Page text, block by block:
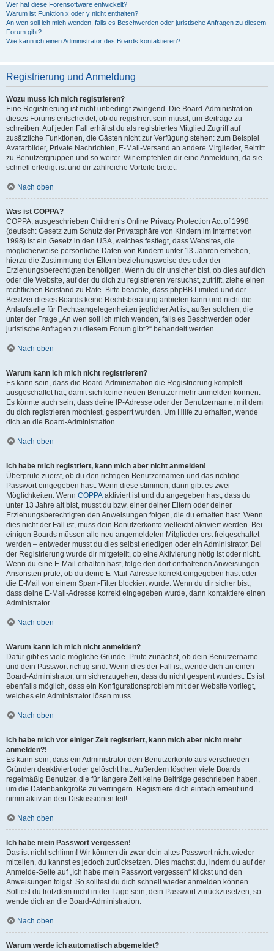
Wer hat diese Forensoftware entwickelt?
Warum ist Funktion x oder y nicht enthalten?
An wen soll ich mich wenden, falls es Beschwerden oder juristische Anfragen zu diesem
Forum gibt?
Wie kann ich einen Administrator des Boards kontaktieren?
Registrierung und Anmeldung
Wozu muss ich mich registrieren?
Eine Registrierung ist nicht unbedingt zwingend. Die Board-Administration
dieses Forums entscheidet, ob du registriert sein musst, um Beiträge zu
schreiben. Auf jeden Fall erhältst du als registriertes Mitglied Zugriff auf
zusätzliche Funktionen, die Gästen nicht zur Verfügung stehen: zum Beispiel
Avatarbilder, Private Nachrichten, E-Mail-Versand an andere Mitglieder, Beitritt
zu Benutzergruppen und so weiter. Wir empfehlen dir eine Anmeldung, da sie
schnell erledigt ist und dir zahlreiche Vorteile bietet.
Nach oben
Was ist COPPA?
COPPA, ausgeschrieben Children’s Online Privacy Protection Act of 1998
(deutsch: Gesetz zum Schutz der Privatsphäre von Kindern im Internet von
1998) ist ein Gesetz in den USA, welches festlegt, dass Websites, die
möglicherweise persönliche Daten von Kindern unter 13 Jahren erheben,
hierzu die Zustimmung der Eltern beziehungsweise des oder der
Erziehungsberechtigten benötigen. Wenn du dir unsicher bist, ob dies auf dich
oder die Website, auf der du dich zu registrieren versuchst, zutrifft, ziehe einen
rechtlichen Beistand zu Rate. Bitte beachte, dass phpBB Limited und der
Besitzer dieses Boards keine Rechtsberatung anbieten kann und nicht die
Anlaufstelle für Rechtsangelegenheiten jeglicher Art ist; außer solchen, die
unter der Frage „An wen soll ich mich wenden, falls es Beschwerden oder
juristische Anfragen zu diesem Forum gibt?“ behandelt werden.
Nach oben
Warum kann ich mich nicht registrieren?
Es kann sein, dass die Board-Administration die Registrierung komplett
ausgeschaltet hat, damit sich keine neuen Benutzer mehr anmelden können.
Es könnte auch sein, dass deine IP-Adresse oder der Benutzername, mit dem
du dich registrieren möchtest, gesperrt wurden. Um Hilfe zu erhalten, wende
dich an die Board-Administration.
Nach oben
Ich habe mich registriert, kann mich aber nicht anmelden!
Überprüfe zuerst, ob du den richtigen Benutzernamen und das richtige
Passwort eingegeben hast. Wenn diese stimmen, dann gibt es zwei
Möglichkeiten. Wenn COPPA aktiviert ist und du angegeben hast, dass du
unter 13 Jahre alt bist, musst du bzw. einer deiner Eltern oder deiner
Erziehungsberechtigten den Anweisungen folgen, die du erhalten hast. Wenn
dies nicht der Fall ist, muss dein Benutzerkonto vielleicht aktiviert werden. Bei
einigen Boards müssen alle neu angemeldeten Mitglieder erst freigeschaltet
werden – entweder musst du dies selbst erledigen oder ein Administrator. Bei
der Registrierung wurde dir mitgeteilt, ob eine Aktivierung nötig ist oder nicht.
Wenn du eine E-Mail erhalten hast, folge den dort enthaltenen Anweisungen.
Ansonsten prüfe, ob du deine E-Mail-Adresse korrekt eingegeben hast oder
die E-Mail von einem Spam-Filter blockiert wurde. Wenn du dir sicher bist,
dass deine E-Mail-Adresse korrekt eingegeben wurde, dann kontaktiere einen
Administrator.
Nach oben
Warum kann ich mich nicht anmelden?
Dafür gibt es viele mögliche Gründe. Prüfe zunächst, ob dein Benutzername
und dein Passwort richtig sind. Wenn dies der Fall ist, wende dich an einen
Board-Administrator, um sicherzugehen, dass du nicht gesperrt wurdest. Es ist
ebenfalls möglich, dass ein Konfigurationsproblem mit der Website vorliegt,
welches ein Administrator lösen muss.
Nach oben
Ich habe mich vor einiger Zeit registriert, kann mich aber nicht mehr
anmelden?!
Es kann sein, dass ein Administrator dein Benutzerkonto aus verschieden
Gründen deaktiviert oder gelöscht hat. Außerdem löschen viele Boards
regelmäßig Benutzer, die für längere Zeit keine Beiträge geschrieben haben,
um die Datenbankgröße zu verringern. Registriere dich einfach erneut und
nimm aktiv an den Diskussionen teil!
Nach oben
Ich habe mein Passwort vergessen!
Das ist nicht schlimm! Wir können dir zwar dein altes Passwort nicht wieder
mitteilen, du kannst es jedoch zurücksetzen. Dies machst du, indem du auf der
Anmelde-Seite auf „Ich habe mein Passwort vergessen“ klickst und den
Anweisungen folgst. So solltest du dich schnell wieder anmelden können.
Solltest du trotzdem nicht in der Lage sein, dein Passwort zurückzusetzen, so
wende dich an die Board-Administration.
Nach oben
Warum werde ich automatisch abgemeldet?